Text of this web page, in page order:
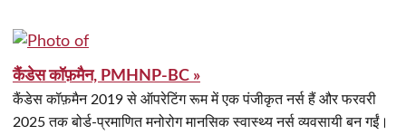
कैंडेस कॉफ़मैन, PMHNP-BC »
कैंडेस कॉफ़मैन 2019 से ऑपरेटिंग रूम में एक पंजीकृत नर्स हैं और फरवरी
2025 तक बोर्ड-प्रमाणित मनोरोग मानसिक स्वास्थ्य नर्स व्यवसायी बन गईं।